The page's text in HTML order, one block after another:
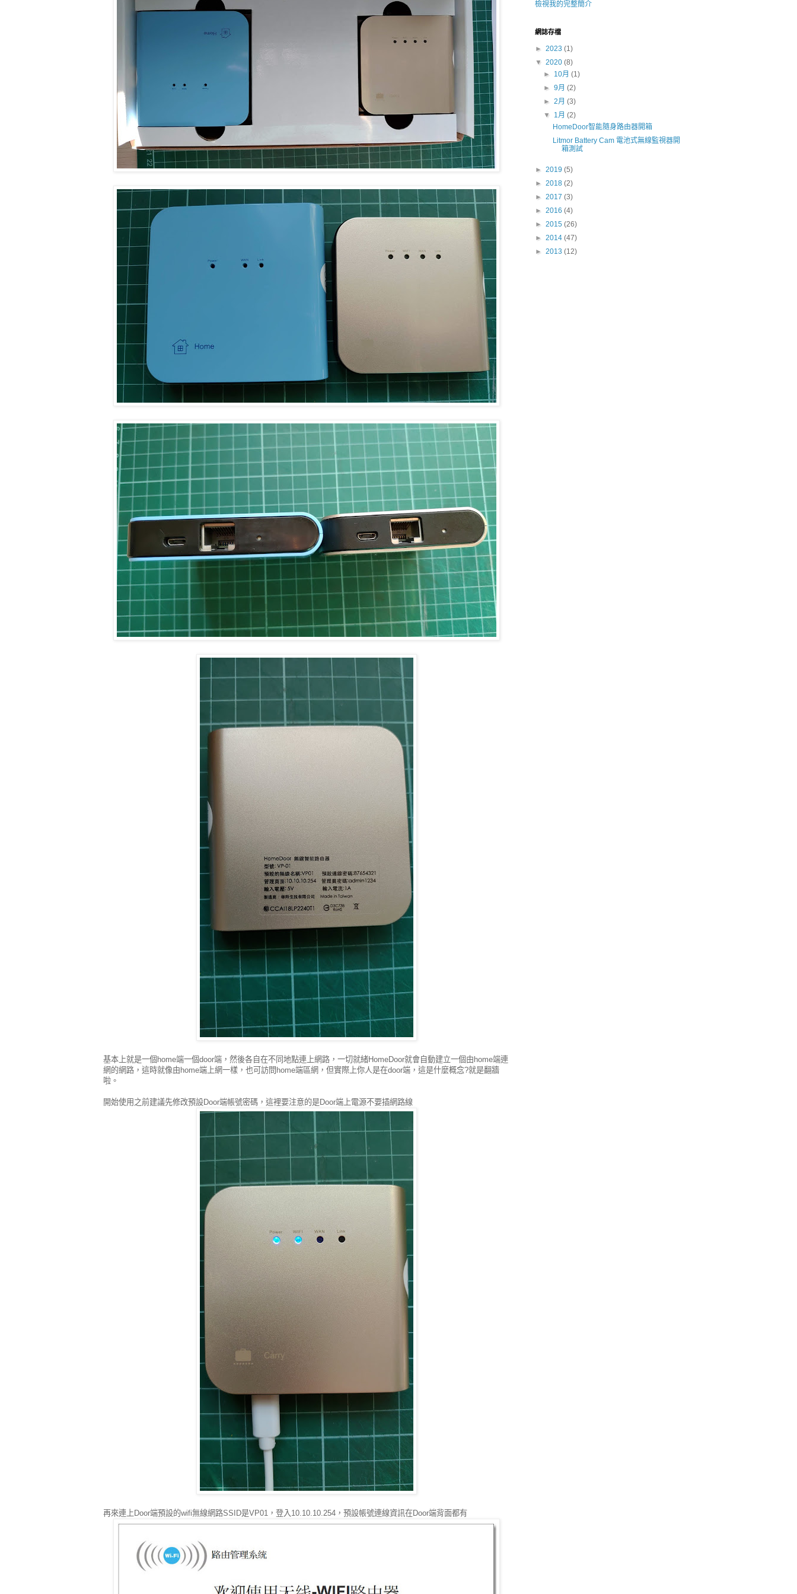
基本上就是一個home端一個door端，然後各自在不同地點連上網路，一切就緒HomeDoor就會自動建立一個由home端連
網的網路，這時就像由home端上網一樣，也可訪問home端區網，但實際上你人是在door端，這是什麼概念?就是翻牆
啦。
開始使用之前建議先修改預設Door端帳號密碼，這裡要注意的是Door端上電源不要插網路線
再來連上Door端預設的wifi無線網路SSID是VP01，登入10.10.10.254，預設帳號連線資訊在Door端背面都有
檢視我的完整簡介
網誌存檔
► 2023 (1)
▼ 2020 (8)
► 10月(1)
►9月(2)
►2月(3)
▼ 1月(2)
HomeDoor智能隨身路由器開箱
Litmor Battery Cam 電池式無線監視器開
箱測試
► 2019 (5)
► 2018 (2)
► 2017 (3)
► 2016 (4)
► 2015 (26)
► 2014 (47)
► 2013 (12)